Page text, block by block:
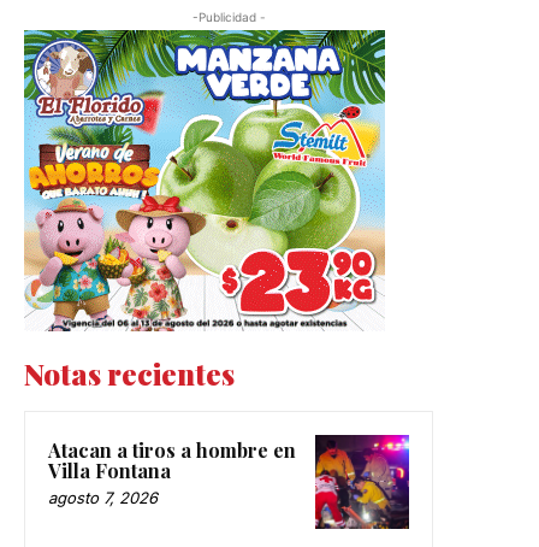
-Publicidad -
Notas recientes
Atacan a tiros a hombre en
Villa Fontana
agosto 7, 2026